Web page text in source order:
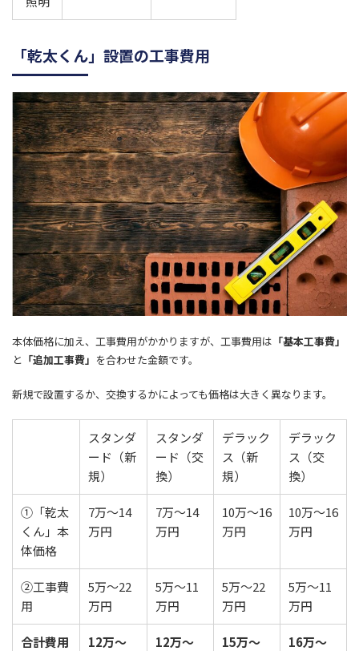
「乾太くん」設置の工事費用
本体価格に加え、工事費用がかかりますが、工事費用は 「基本工事費」
と 「追加工事費」 を合わせた金額です。
新規で設置するか、交換するかによっても価格は大きく異なります。
スタンダ
ード（新
規）
スタンダ
ード（交
換）
デラック
ス（新
規）
デラック
ス（交
換）
①「乾太
くん」本
体価格
7万～14
万円
7万～14
万円
10万～16
万円
10万～16
万円
②工事費
用
5万～22
万円
5万～11
万円
5万～22
万円
5万～11
万円
合計費用
12万～
12万～
15万～
16万～